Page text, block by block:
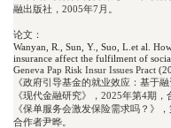
融出版社，2005年7月。
论文：
Wanyan, R., Sun, Y., Suo, L.et al.
insurance affect the fulfilment of
Geneva Pap Risk Insur Issues Pract
《政府引导基金的就业效应：基于
《现代金融研究》，2025年第4期，
《保单服务会激发保险需求吗？》